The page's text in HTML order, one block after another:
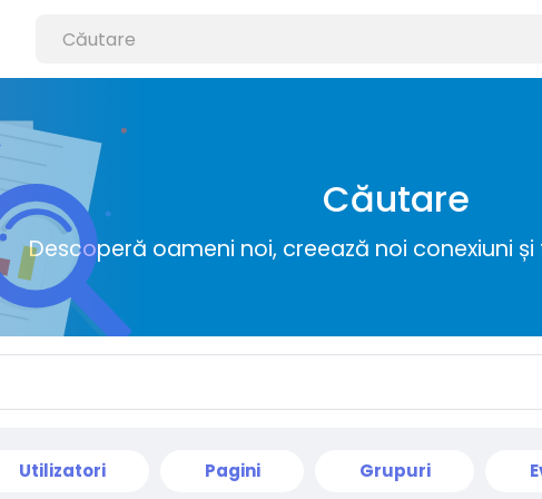
Căutare
Descoperă oameni noi, creează noi conexiuni
Utilizatori Pagini Grupuri